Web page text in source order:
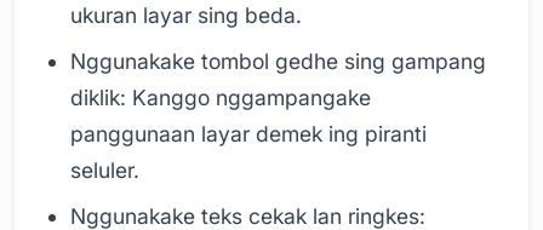
ukuran layar sing beda.
Nggunakake tombol gedhe sing gampang
diklik: Kanggo nggampangake
panggunaan layar demek ing piranti
seluler.
Nggunakake teks cekak lan ringkes: